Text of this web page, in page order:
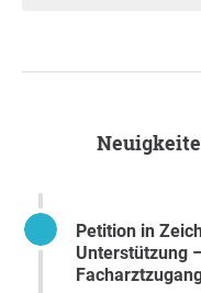
Disziplinen
Heilkunde, Innere
bitten um Ihre
Vielen Dank für Ihre
Gmunden
Petition in Zeichnung - Danke für Ihre
Unterstützung